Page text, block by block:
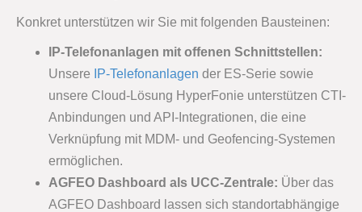
Konkret unterstützen wir Sie mit folgenden Bausteinen:
IP-Telefonanlagen mit offenen Schnittstellen:
Unsere
IP-Telefonanlagen der ES-Serie sowie
unsere Cloud-Lösung HyperFonie unterstützen CTI-
Anbindungen und API-Integrationen, die eine
Verknüpfung mit MDM- und Geofencing-Systemen
ermöglichen.
AGFEO Dashboard als UCC-Zentrale: Über das
AGFEO Dashboard lassen sich standortabhängige